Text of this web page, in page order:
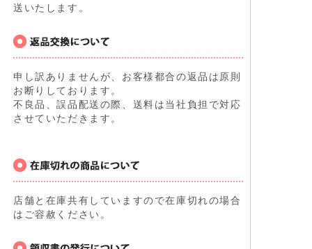
送いたします。
申し訳ありませんが、お客様都合の返品は原則
お断りしております。
不良品、誤品配送の際、送料は当社負担で対応
させていただきます。
店舗と在庫共有していますので在庫切れの場合
はご容赦ください。